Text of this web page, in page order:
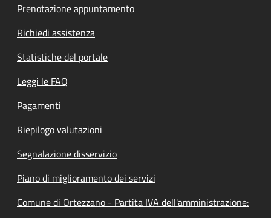
Prenotazione appuntamento
Richiedi assistenza
Statistiche del portale
Leggi le FAQ
Pagamenti
Riepilogo valutazioni
Segnalazione disservizio
Piano di miglioramento dei servizi
Comune di Ortezzano - Partita IVA dell'amministrazione: